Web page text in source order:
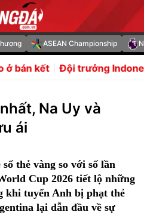
ASEAN Championship
Indonesia: "Tôi xin lỗi"
Na Uy và
ái
thẻ vàng so với số lần
Cup 2026 tiết lộ những
khi tuyển Anh bị phạt thẻ
lại dẫn đầu về sự